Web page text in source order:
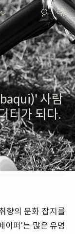
사람
터가 되다.
/
향의 문화 잡지를
이퍼'는 많은 유명